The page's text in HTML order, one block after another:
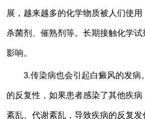
展，越来越多的化学物质被人们使
杀菌剂、催熟剂等。长期接触化学
影响。
3.传染病也会引起白癜风的发病
的反复性，如果患者感染了其他疾
紊乱、代谢紊乱，导致疾病的反复